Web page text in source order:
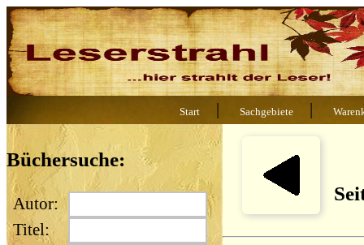
Start | Sachgebiete |
Büchersuche:
Autor:
Titel: